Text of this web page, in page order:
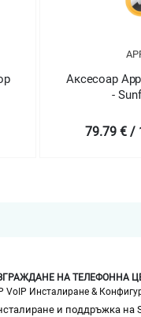
Аксесоар
-
79.79 € /
НА ТЕЛЕФОННА
VoIP Инсталиране &
и поддръжка на